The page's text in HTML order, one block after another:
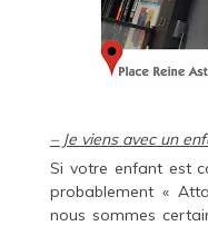
– Je viens avec un
Si votre enfant est
probablement «
nous sommes